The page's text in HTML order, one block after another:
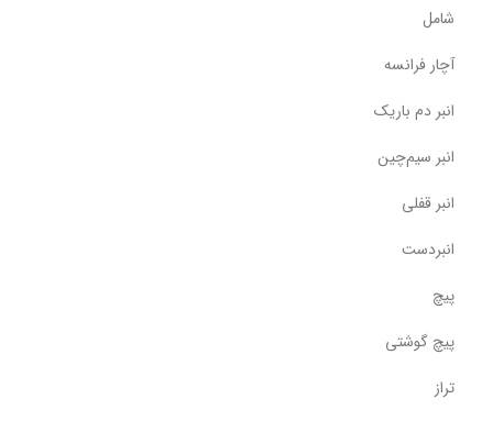
شامل
آچار فرانسه
انبر دم باریک
انبر سیم‌چین
انبر قفلی
انبردست
پیچ
پیچ گوشتی
تراز